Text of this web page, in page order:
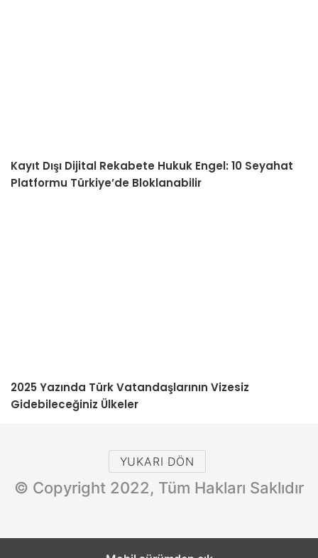
Kayıt Dışı Dijital Rekabete Hukuk Engel: 10 Seyahat
Platformu Türkiye’de Bloklanabilir
2025 Yazında Türk Vatandaşlarının Vizesiz
Gidebileceğiniz Ülkeler
YUKARI DÖN
© Copyright 2022, Tüm Hakları Saklıdır